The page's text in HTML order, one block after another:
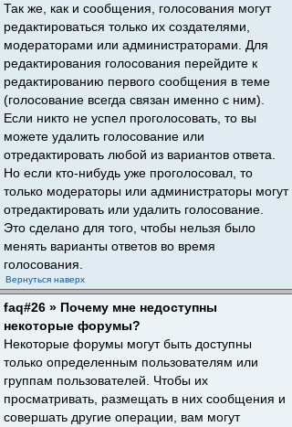
Так же, как и сообщения, голосования могут
редактироваться только их создателями,
модераторами или администраторами. Для
редактирования голосования перейдите к
редактированию первого сообщения в теме
(голосование всегда связан именно с ним).
Если никто не успел проголосовать, то вы
можете удалить голосование или
отредактировать любой из вариантов ответа.
Но если кто-нибудь уже проголосовал, то
только модераторы или администраторы могут
отредактировать или удалить голосование.
Это сделано для того, чтобы нельзя было
менять варианты ответов во время
голосования.
Вернуться наверх
faq#26 » Почему мне недоступны
некоторые форумы?
Некоторые форумы могут быть доступны
только определенным пользователям или
группам пользователей. Чтобы их
просматривать, размещать в них сообщения и
совершать другие операции, вам могут